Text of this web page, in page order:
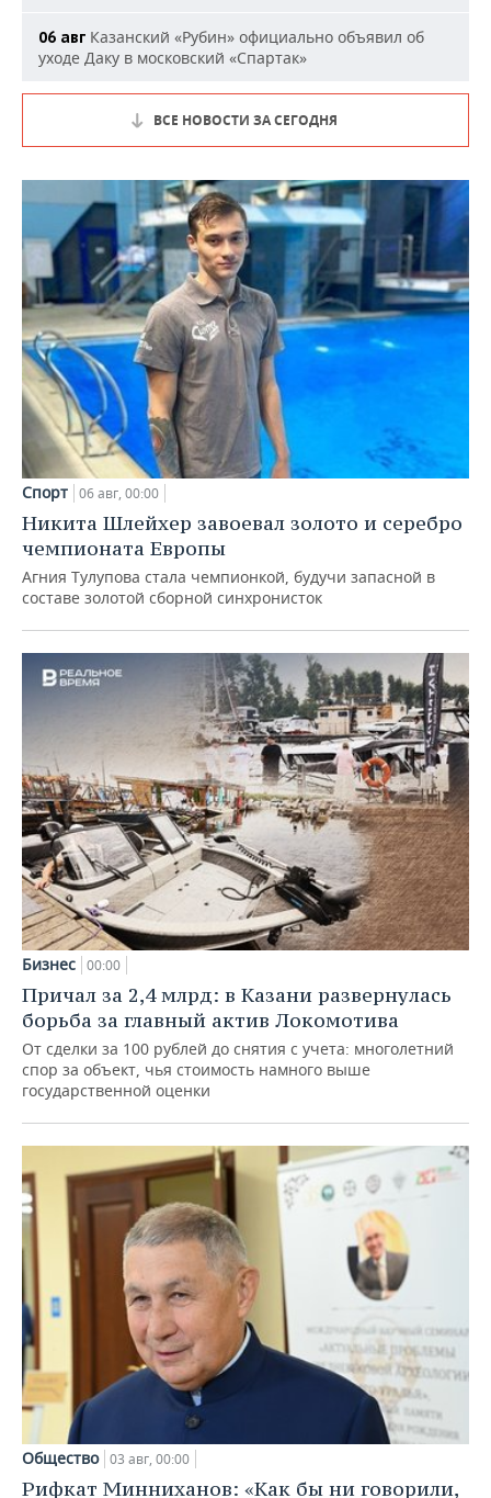
06 авг Казанский «Рубин» официально объявил об
уходе Даку в московский «Спартак»
ВСЕ НОВОСТИ ЗА СЕГОДНЯ
Спорт 06 авг, 00:00
Никита Шлейхер завоевал золото и серебро
чемпионата Европы
Агния Тулупова стала чемпионкой, будучи запасной в
составе золотой сборной синхронисток
Бизнес 00:00
Причал за 2,4 млрд: в Казани развернулась
борьба за главный актив Локомотива
От сделки за 100 рублей до снятия с учета: многолетний
спор за объект, чья стоимость намного выше
государственной оценки
Общество 03 авг, 00:00
Рифкат Минниханов: «Как бы ни говорили,